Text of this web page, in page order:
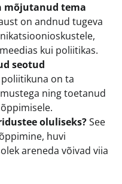
mõjutanud tema
on andnud tugeva
kui poliitikas.
seotud
poliitikuna on ta
ning toetanud
oluliseks?See
huvi
areneda võivad viia